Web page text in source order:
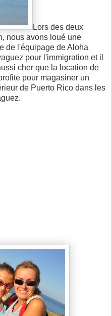
Lors des deux
nous avons loué une
de l'équipage de Aloha
pour l'immigration et il
cher que la location de
pour magasiner un
de Puerto Rico dans les